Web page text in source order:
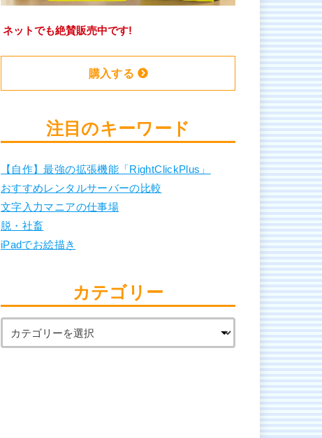
ネットでも絶賛販売中です!
購入する
注目のキーワード
【自作】最強の拡張機能「RightClickPlus」
おすすめレンタルサーバーの比較
文字入力マニアの仕事場
脱・社畜
iPadでお絵描き
カテゴリー